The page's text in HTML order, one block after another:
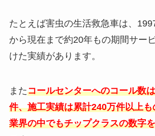
たとえば害虫の生活救急車は、
から現在まで約20年もの期間サー
けた実績があります。
またコールセンターへのコール数
件、施工実績は累計240万件以上
業界の中でもチップクラスの数字